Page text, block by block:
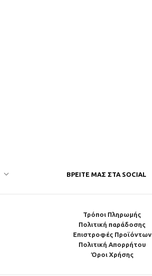
ΒΡΕΊΤΕ ΜΑΣ ΣΤΑ SOCIAL
Τρόποι Πληρωμής
Πολιτική παράδοσης
Επιστροφές Προϊόντων
Πολιτική Απορρήτου
Όροι Χρήσης